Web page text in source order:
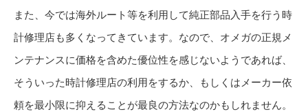
また、今では海外ルート等を利用して純正部品入手を行う時
計修理店も多くなってきています。なので、オメガの正規メ
ンテナンスに価格を含めた優位性を感じないようであれば、
そういった時計修理店の利用をするか、もしくはメーカー依
頼を最小限に抑えることが最良の方法なのかもしれません。